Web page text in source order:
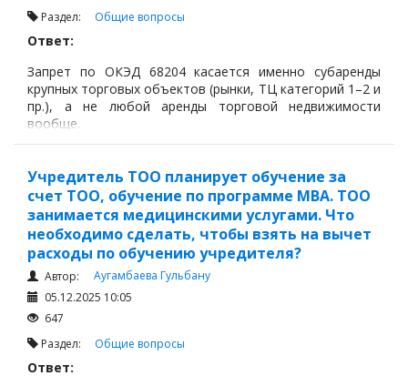
Раздел: Общие вопросы
Ответ:
Запрет по ОКЭД 68204 касается именно субаренды
крупных торговых объектов (рынки, ТЦ категорий 1–2 и
пр.), а не любой аренды торговой недвижимости
вообще.
Учредитель ТОО планирует обучение за
счет ТОО, обучение по программе MBA. ТОО
занимается медицинскими услугами. Что
необходимо сделать, чтобы взять на вычет
расходы по обучению учредителя?
Автор:
Аугамбаева Гульбану
05.12.2025 10:05
647
Раздел: Общие вопросы
Ответ: